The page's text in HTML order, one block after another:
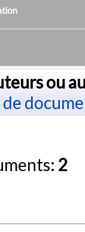
ou
2